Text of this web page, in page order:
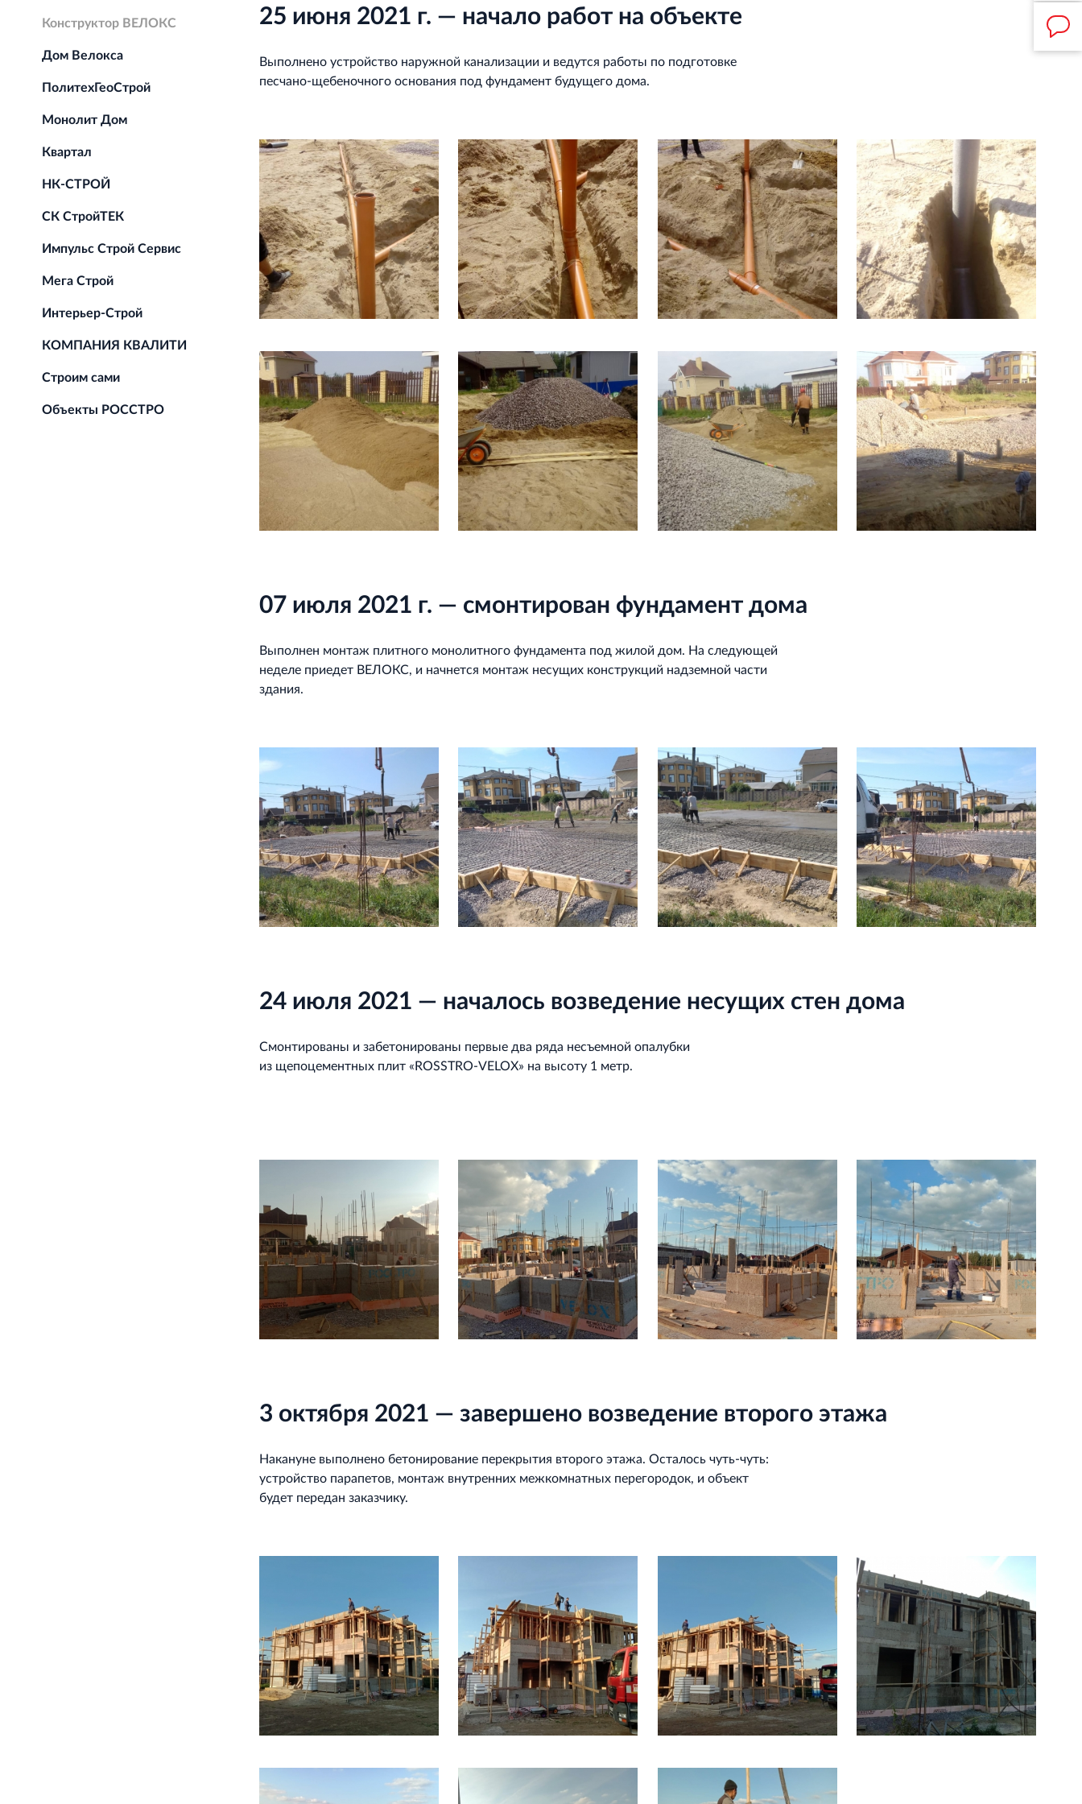
Конструктор ВЕЛОКС
Дом Велокса
ПолитехГеоСтрой
Монолит Дом
Квартал
НК-СТРОЙ
СК СтройТЕК
Импульс Строй Сервис
Мега Строй
Интерьер-Строй
КОМПАНИЯ КВАЛИТИ
Строим сами
Объекты РОССТРО
25 июня 2021 г. — начало работ на объекте
Выполнено устройство наружной канализации и ведутся работы по подготовке
песчано‐щебеночного основания под фундамент будущего дома.
07 июля 2021 г. — смонтирован фундамент дома
Выполнен монтаж плитного монолитного фундамента под жилой дом. На следующей
неделе приедет ВЕЛОКС, и начнется монтаж несущих конструкций надземной части
здания.
24 июля 2021 — началось возведение несущих стен дома
Смонтированы и забетонированы первые два ряда несъемной опалубки
из щепоцементных плит «ROSSTRO‐VELOX» на высоту 1 метр.
3 октября 2021 — завершено возведение второго этажа
Накануне выполнено бетонирование перекрытия второго этажа. Осталось чуть‐чуть:
устройство парапетов, монтаж внутренних межкомнатных перегородок, и объект
будет передан заказчику.